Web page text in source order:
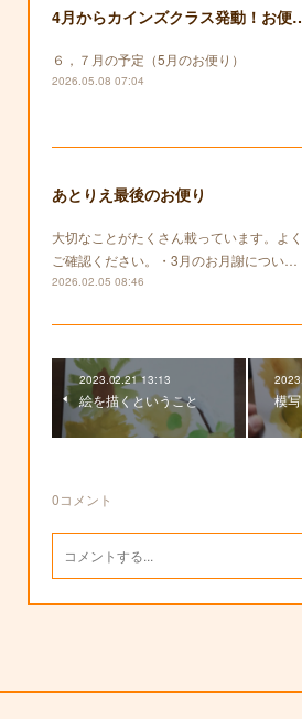
4月からカインズクラ
６，７月の予定（5月のお便り）
2026.05.08 07:04
あとりえ最後のお便り
大切なことがたくさん載っています。よく
ご確認ください。・3月のお月謝につい…
2026.02.05 08:46
2023.02.21 13:13
絵を描くということ 模写
0コメント